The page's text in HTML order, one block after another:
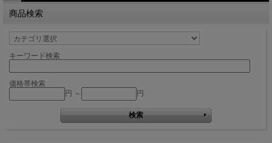
商品検索
キーワード検索
価格帯検索
円 ～
円